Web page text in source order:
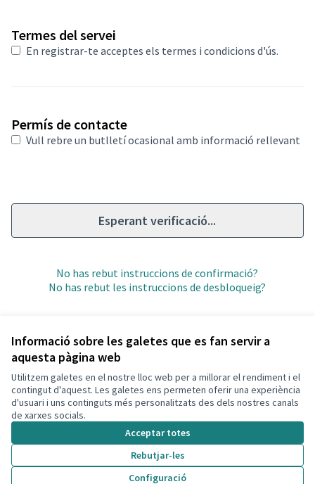
Informació sobre les galetes que es fan servir a
aquesta pàgina web
Utilitzem galetes en el nostre lloc web per a millorar el rendiment i el
contingut d'aquest. Les galetes ens permeten oferir una experiència
d'usuari i uns continguts més personalitzats des dels nostres canals
de xarxes socials.
Acceptar totes
Rebutjar-les
Configuració
Termes del servei
Obligatori
En registrar-te acceptes els termes i condicions d'ús.
Permís de contacte
Vull rebre un butlletí ocasional amb informació rellevant
Esperant verificació...
No has rebut instruccions de confirmació?
No has rebut les instruccions de desbloqueig?
Termes i condicions d'ús
Configuració de les galetes
Decidim Calafell a X
(Enllaç extern)
Decidim Calafell a Facebook
Decidim Calafell a YouTube
Decidim Calafell a GitHub
(Enllaç extern)
Amb
(Enllaç